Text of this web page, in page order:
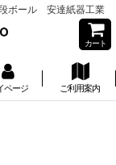
ボール 安達紙器工業
カート
ページ ご利用案内